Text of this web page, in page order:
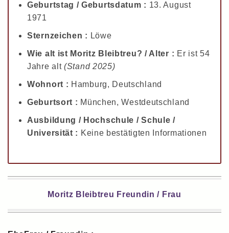
Geburtstag / Geburtsdatum : 13. August
1971
Sternzeichen : Löwe
Wie alt ist Moritz Bleibtreu? / Alter : Er ist 54
Jahre alt (Stand 2025)
Wohnort : Hamburg, Deutschland
Geburtsort : München, Westdeutschland
Ausbildung / Hochschule / Schule /
Universität : Keine bestätigten Informationen
Moritz Bleibtreu Freundin / Frau